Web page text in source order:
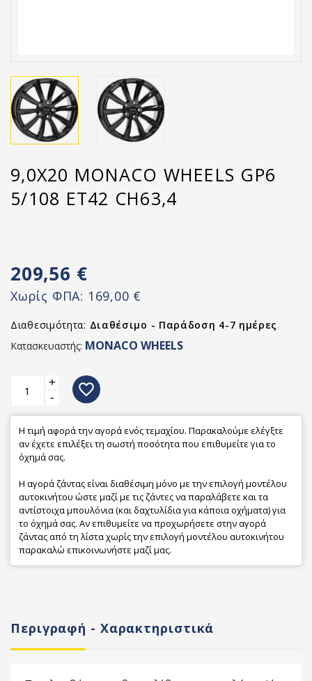
9,0X20 MONACO WHEELS GP6
5/108 ET42 CH63,4
209,56 €
Χωρίς ΦΠΑ: 169,00 €
Διαθεσιμότητα: Διαθέσιμο - Παράδοση 4-7 ημέρες
Κατασκευαστής: MONACO WHEELS
+
-
favorite_border
Η τιμή αφορά την αγορά ενός τεμαχίου. Παρακαλούμε ελέγξτε
αν έχετε επιλέξει τη σωστή ποσότητα που επιθυμείτε για το
όχημά σας.
Η αγορά ζάντας είναι διαθέσιμη μόνο με την επιλογή μοντέλου
αυτοκινήτου ώστε μαζί με τις ζάντες να παραλάβετε και τα
αντίστοιχα μπουλόνια (και δαχτυλίδια για κάποια οχήματα) για
το όχημά σας. Αν επιθυμείτε να προχωρήσετε στην αγορά
ζάντας από τη λίστα χωρίς την επιλογή μοντέλου αυτοκινήτου
παρακαλώ επικοινωνήστε μαζί μας.
Περιγραφή - Χαρακτηριστικά